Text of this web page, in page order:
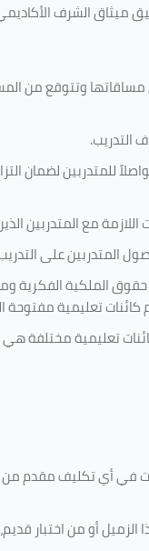
ميثاق الشرف
مساقاتها وتتوقع من
التدريب.
للمتدربين لضمان
مع المتدربين
المتدربين على
الملكية
كائنات تعليمية
تعليمية
في أي تكليف
أو من اختبار